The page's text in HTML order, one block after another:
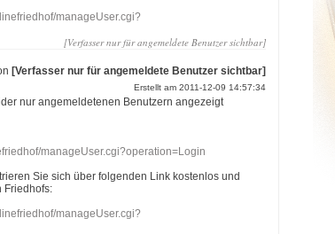
manageUser.cgi?
[Verfasser nur für angemeldete Benutzer sichtbar]
[Verfasser nur für angemeldete Benutzer sichtbar]
Erstellt am 2011-12-09 14:57:34
nur angemeldetenen Benutzern angezeigt
manageUser.cgi?operation=Login
Sie sich über folgenden Link kostenlos und
Friedhofs:
manageUser.cgi?